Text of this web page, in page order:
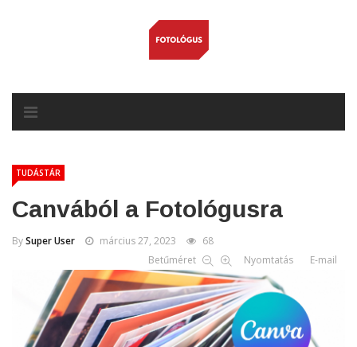
TUDÁSTÁR
Canvából a Fotológusra
BySuper User március 27, 2023
68
Betűméret
Nyomtatás E-mail